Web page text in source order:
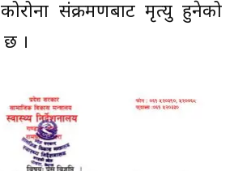
संक्रमणबाट मृत्यु हुनेको
।